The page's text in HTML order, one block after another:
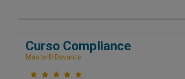
Curso Compliance
MasterD Davante